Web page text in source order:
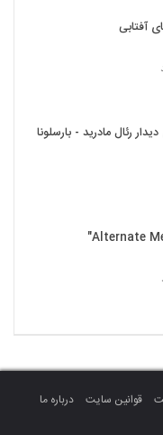
آفتابی
رئال مادرید - بارسلونا
قوانین سایت
درباره ما